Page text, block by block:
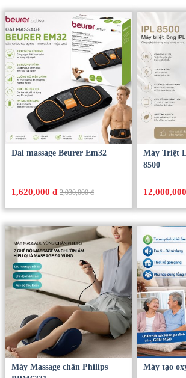
3,150,000 đ 3,940,000 đ
Sản Phẩm Hot
Đai massage Beurer Em32
1,620,000 đ 2,030,000 đ
Máy Triệt
8500
12,000,000